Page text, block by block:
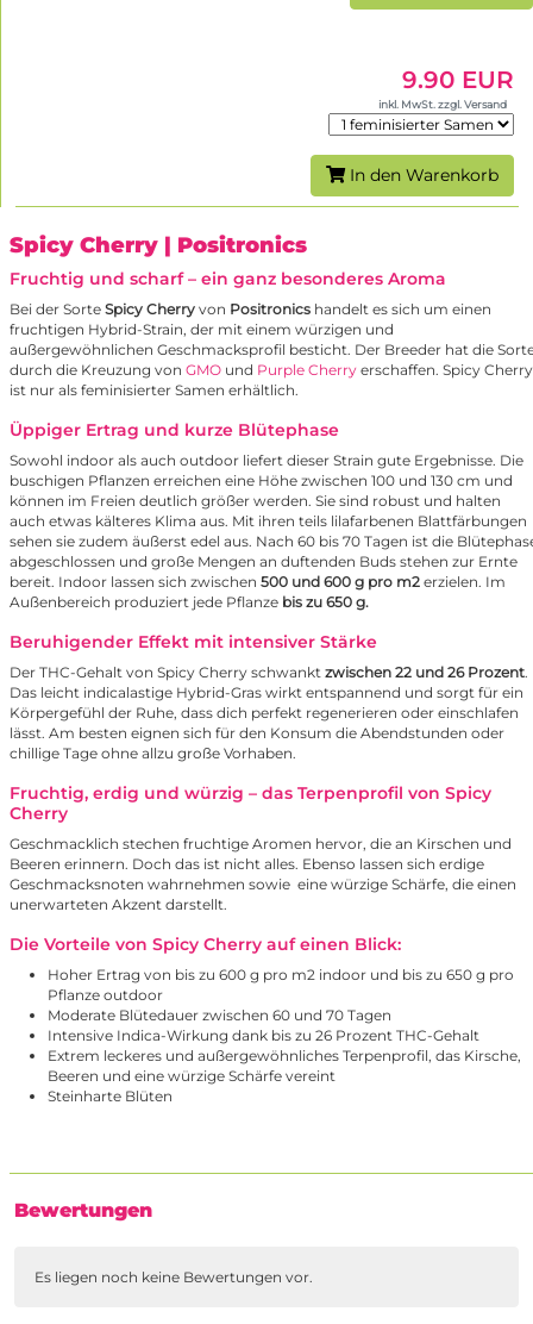
9.90 EUR
inkl. MwSt. zzgl. Versand
In den Warenkorb
Spicy Cherry | Positronics
Fruchtig und scharf – ein ganz besonderes Aroma
Bei der Sorte Spicy Cherry von Positronics handelt es sich um einen
fruchtigen Hybrid-Strain, der mit einem würzigen und
außergewöhnlichen Geschmacksprofil besticht. Der Breeder hat die
durch die Kreuzung von GMO und Purple Cherry erschaffen. Spicy Cherry
ist nur als feminisierter Samen erhältlich.
Üppiger Ertrag und kurze Blütephase
Sowohl indoor als auch outdoor liefert dieser Strain gute Ergebnisse. Die
buschigen Pflanzen erreichen eine Höhe zwischen 100 und 130 cm und
können im Freien deutlich größer werden. Sie sind robust und halten
auch etwas kälteres Klima aus. Mit ihren teils lilafarbenen Blattfärbungen
sehen sie zudem äußerst edel aus. Nach 60 bis 70 Tagen ist die
abgeschlossen und große Mengen an duftenden Buds stehen zur Ernte
bereit. Indoor lassen sich zwischen 500 und 600 g pro m2 erzielen. Im
Außenbereich produziert jede Pflanze bis zu 650 g.
Beruhigender Effekt mit intensiver Stärke
Der THC-Gehalt von Spicy Cherry schwankt zwischen 22 und 26 Prozent.
Das leicht indicalastige Hybrid-Gras wirkt entspannend und sorgt für ein
Körpergefühl der Ruhe, dass dich perfekt regenerieren oder einschlafen
lässt. Am besten eignen sich für den Konsum die Abendstunden oder
chillige Tage ohne allzu große Vorhaben.
Fruchtig, erdig und würzig – das Terpenprofil von Spicy
Cherry
Geschmacklich stechen fruchtige Aromen hervor, die an Kirschen und
Beeren erinnern. Doch das ist nicht alles. Ebenso lassen sich erdige
Geschmacksnoten wahrnehmen sowie eine würzige Schärfe, die einen
unerwarteten Akzent darstellt.
Die Vorteile von Spicy Cherry auf einen Blick:
Hoher Ertrag von bis zu 600 g pro m2 indoor und bis zu 650 g pro
Pflanze outdoor
Moderate Blütedauer zwischen 60 und 70 Tagen
Intensive Indica-Wirkung dank bis zu 26 Prozent THC-Gehalt
Extrem leckeres und außergewöhnliches Terpenprofil, das Kirsche,
Beeren und eine würzige Schärfe vereint
Steinharte Blüten
Bewertungen
Es liegen noch keine Bewertungen vor.